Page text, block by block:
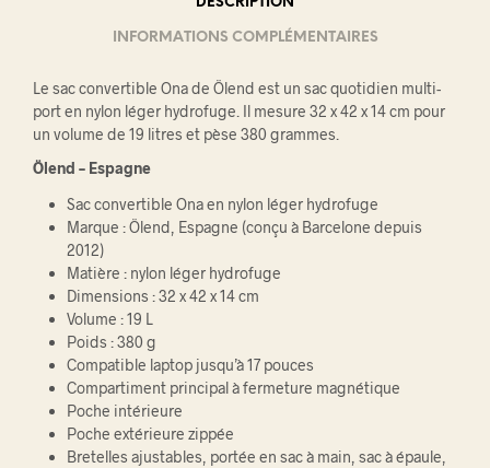
INFORMATIONS COMPLÉMENTAIRES
Le sac convertible Ona de Ölend est un sac quotidien multi-
port en nylon léger hydrofuge. Il mesure 32 x 42 x 14 cm pour
un volume de 19 litres et pèse 380 grammes.
Ölend – Espagne
Sac convertible Ona en nylon léger hydrofuge
Marque : Ölend, Espagne (conçu à Barcelone depuis
2012)
Matière : nylon léger hydrofuge
Dimensions : 32 x 42 x 14 cm
Volume : 19 L
Poids : 380 g
Compatible laptop jusqu’à 17 pouces
Compartiment principal à fermeture magnétique
Poche intérieure
Poche extérieure zippée
Bretelles ajustables, portée en sac à main, sac à épaule,